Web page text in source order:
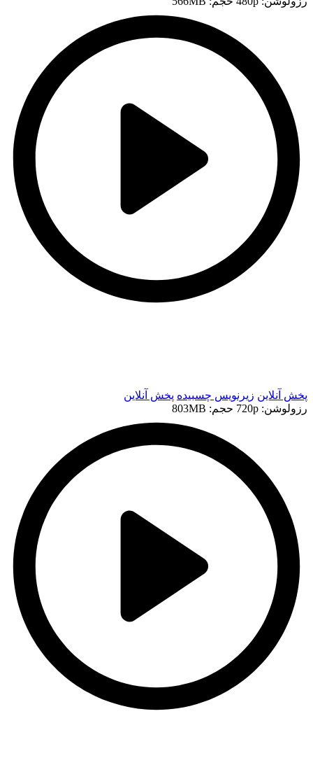
پخش آنلاین زیرنویس چسبیده پخش آنلاین
رزولوشن: 720p
حجم: 803MB